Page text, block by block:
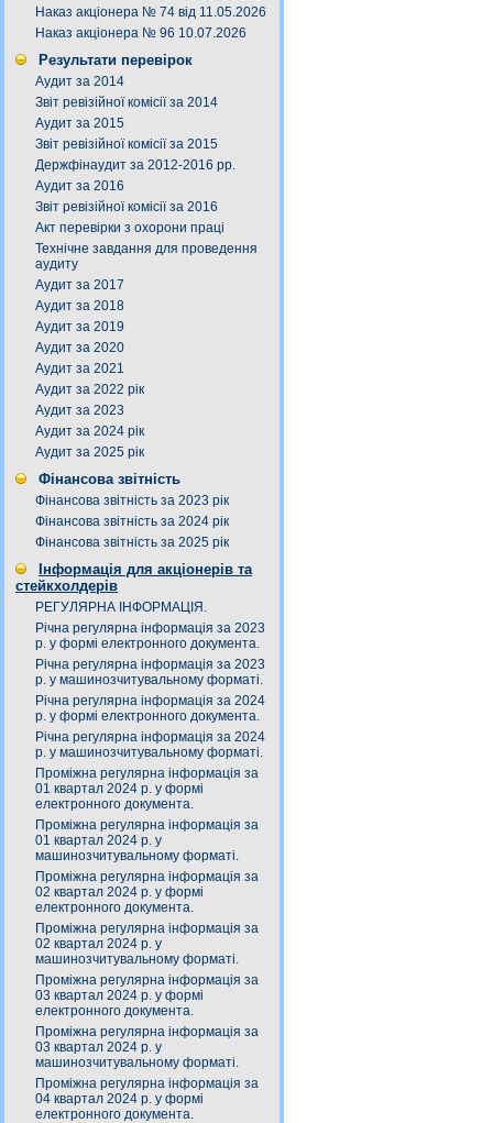
Наказ акціонера № 74 від 11.05.2026
Наказ акціонера № 96 10.07.2026
Результати перевірок
Аудит за 2014
Звіт ревізійної комісії за 2014
Аудит за 2015
Звіт ревізійної комісії за 2015
Держфінаудит за 2012-2016 рр.
Аудит за 2016
Звіт ревізійної комісії за 2016
Акт перевірки з охорони праці
Технічне завдання для проведення
аудиту
Аудит за 2017
Аудит за 2018
Аудит за 2019
Аудит за 2020
Аудит за 2021
Аудит за 2022 рік
Аудит за 2023
Аудит за 2024 рік
Аудит за 2025 рік
Фінансова звітність
Фінансова звітність за 2023 рік
Фінансова звітність за 2024 рік
Фінансова звітність за 2025 рік
Інформація для акціонерів та
стейкхолдерів
РЕГУЛЯРНА ІНФОРМАЦІЯ.
Річна регулярна інформація за 2023
р. у формі електронного документа.
Річна регулярна інформація за 2023
р. у машинозчитувальному форматі.
Річна регулярна інформація за 2024
р. у формі електронного документа.
Річна регулярна інформація за 2024
р. у машинозчитувальному форматі.
Проміжна регулярна інформація за
01 квартал 2024 р. у формі
електронного документа.
Проміжна регулярна інформація за
01 квартал 2024 р. у
машинозчитувальному форматі.
Проміжна регулярна інформація за
02 квартал 2024 р. у формі
електронного документа.
Проміжна регулярна інформація за
02 квартал 2024 р. у
машинозчитувальному форматі.
Проміжна регулярна інформація за
03 квартал 2024 р. у формі
електронного документа.
Проміжна регулярна інформація за
03 квартал 2024 р. у
машинозчитувальному форматі.
Проміжна регулярна інформація за
04 квартал 2024 р. у формі
електронного документа.